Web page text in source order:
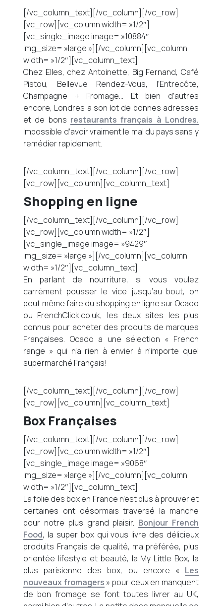
[/vc_column_text][/vc_column][/vc_row]
[vc_row][vc_column width= »1/2″]
[vc_single_image image= »10884″
img_size= »large »][/vc_column][vc_column
width= »1/2″][vc_column_text]
Chez Elles, chez Antoinette, Big Fernand, Café
Pistou, Bellevue Rendez-Vous, l’Entrecôte,
Champagne + Fromage… Et bien d’autres
encore, Londres a son lot de bonnes adresses
et de bons restaurants français à Londres.
Impossible d’avoir vraiment le mal du pays sans y
remédier rapidement.
[/vc_column_text][/vc_column][/vc_row]
[vc_row][vc_column][vc_column_text]
Shopping en ligne
[/vc_column_text][/vc_column][/vc_row]
[vc_row][vc_column width= »1/2″]
[vc_single_image image= »9429″
img_size= »large »][/vc_column][vc_column
width= »1/2″][vc_column_text]
En parlant de nourriture, si vous voulez
carrément pousser le vice jusqu’au bout, on
peut même faire du shopping en ligne sur Ocado
ou FrenchClick.co.uk, les deux sites les plus
connus pour acheter des produits de marques
Françaises. Ocado a une sélection « French
range » qui n’a rien à envier à n’importe quel
supermarché Français!
[/vc_column_text][/vc_column][/vc_row]
[vc_row][vc_column][vc_column_text]
Box Françaises
[/vc_column_text][/vc_column][/vc_row]
[vc_row][vc_column width= »1/2″]
[vc_single_image image= »9068″
img_size= »large »][/vc_column][vc_column
width= »1/2″][vc_column_text]
La folie des box en France n’est plus à prouver et
certaines ont désormais traversé la manche
pour notre plus grand plaisir. Bonjour French
Food, la super box qui vous livre des délicieux
produits Français de qualité, ma préférée, plus
orientée lifestyle et beauté, la My Little Box, la
plus parisienne des box, ou encore « Les
nouveaux fromagers » pour ceux en manquent
de bon fromage se font toutes livrer au UK,